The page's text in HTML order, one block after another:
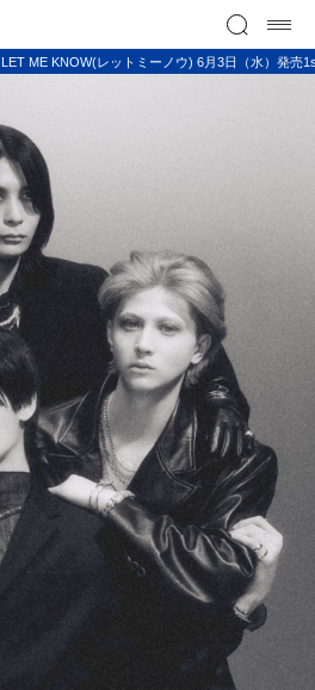
LET ME KNOW(レットミーノウ) 6月3日（水）発売